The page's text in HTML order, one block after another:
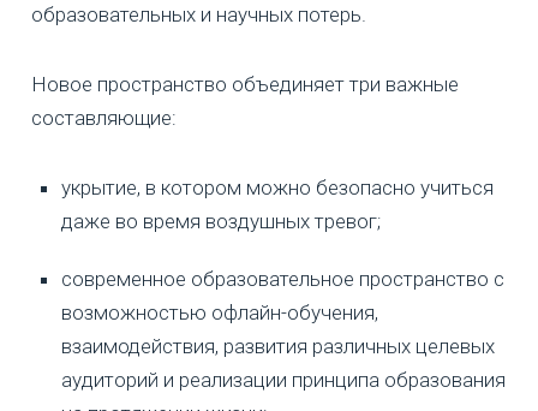
образовательных и научных потерь.
Новое пространство объединяет три важные
составляющие:
укрытие, в котором можно безопасно учиться
даже во время воздушных тревог;
современное образовательное пространство с
возможностью офлайн-обучения,
взаимодействия, развития различных целевых
аудиторий и реализации принципа образования